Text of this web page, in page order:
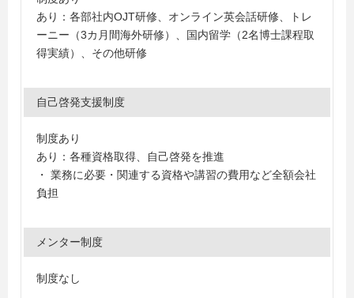
あり：各部社内OJT研修、オンライン英会話研修、トレ
ーニー（3カ月間海外研修）、国内留学（2名博士課程取
得実績）、その他研修
自己啓発支援制度
制度あり
あり：各種資格取得、自己啓発を推進
・ 業務に必要・関連する資格や講習の費用など全額会社
負担
メンター制度
制度なし